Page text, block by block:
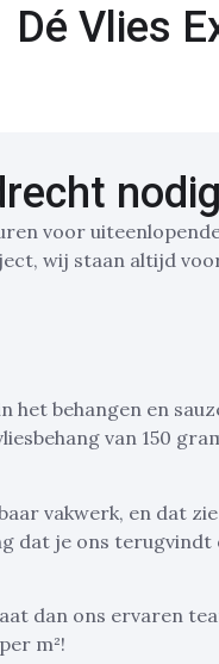
Dé Vlies
voor
wij staan altijd
het behangen en
van 150
vakwerk, en dat
dat je ons terugvindt
dan ons ervaren
m²!